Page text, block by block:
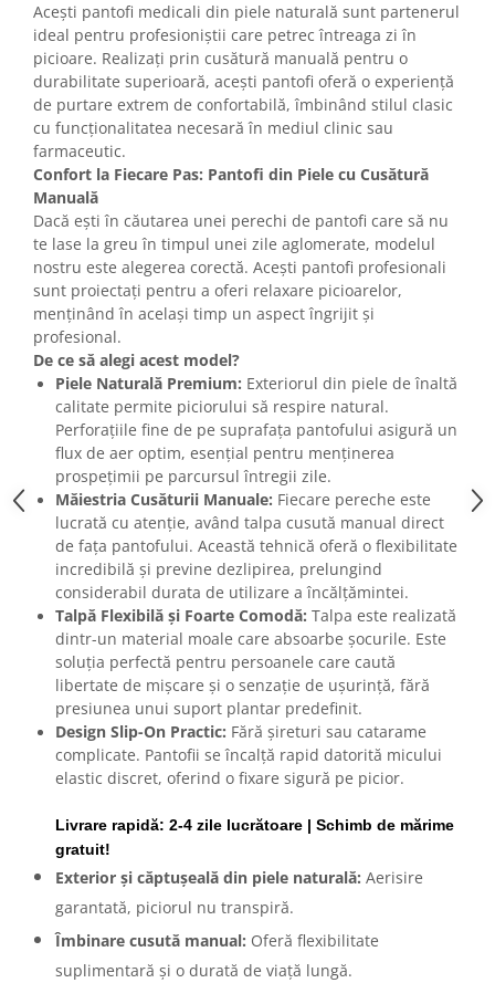
Acești pantofi medicali din piele naturală sunt partenerul
ideal pentru profesioniștii care petrec întreaga zi în
picioare. Realizați prin cusătură manuală pentru o
durabilitate superioară, acești pantofi oferă o experiență
de purtare extrem de confortabilă, îmbinând stilul clasic
cu funcționalitatea necesară în mediul clinic sau
farmaceutic.
Confort la Fiecare Pas: Pantofi din Piele cu Cusătură
Manuală
Dacă ești în căutarea unei perechi de pantofi care să nu
te lase la greu în timpul unei zile aglomerate, modelul
nostru este alegerea corectă. Acești pantofi profesionali
sunt proiectați pentru a oferi relaxare picioarelor,
menținând în același timp un aspect îngrijit și
profesional.
De ce să alegi acest model?
Piele Naturală Premium: Exteriorul din piele de înaltă
calitate permite piciorului să respire natural.
Perforațiile fine de pe suprafața pantofului asigură un
flux de aer optim, esențial pentru menținerea
prospețimii pe parcursul întregii zile.
Măiestria Cusăturii Manuale: Fiecare pereche este
lucrată cu atenție, având talpa cusută manual direct
de fața pantofului. Această tehnică oferă o flexibilitate
incredibilă și previne dezlipirea, prelungind
considerabil durata de utilizare a încălțămintei.
Talpă Flexibilă și Foarte Comodă: Talpa este realizată
dintr-un material moale care absoarbe șocurile. Este
soluția perfectă pentru persoanele care caută
libertate de mișcare și o senzație de ușurință, fără
presiunea unui suport plantar predefinit.
Design Slip-On Practic: Fără șireturi sau catarame
complicate. Pantofii se încalță rapid datorită micului
elastic discret, oferind o fixare sigură pe picior.
Livrare rapidă: 2-4 zile lucrătoare | Schimb de mărime
gratuit!
Exterior și căptușeală din piele naturală: Aerisire
garantată, piciorul nu transpiră.
Îmbinare cusută manual: Oferă flexibilitate
suplimentară și o durată de viață lungă.